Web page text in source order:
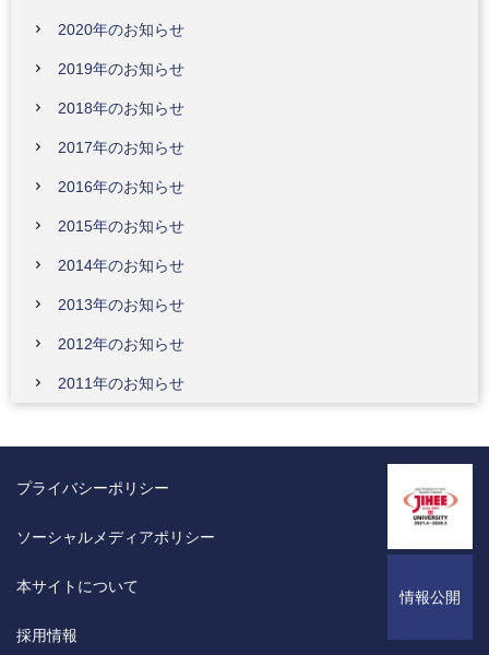
2020年のお知らせ
2019年のお知らせ
2018年のお知らせ
2017年のお知らせ
2016年のお知らせ
2015年のお知らせ
2014年のお知らせ
2013年のお知らせ
2012年のお知らせ
2011年のお知らせ
情報公開
プライバシーポリシー
ソーシャルメディアポリシー
本サイトについて
採用情報